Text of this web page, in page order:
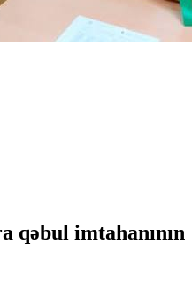
qəbul imtahanının